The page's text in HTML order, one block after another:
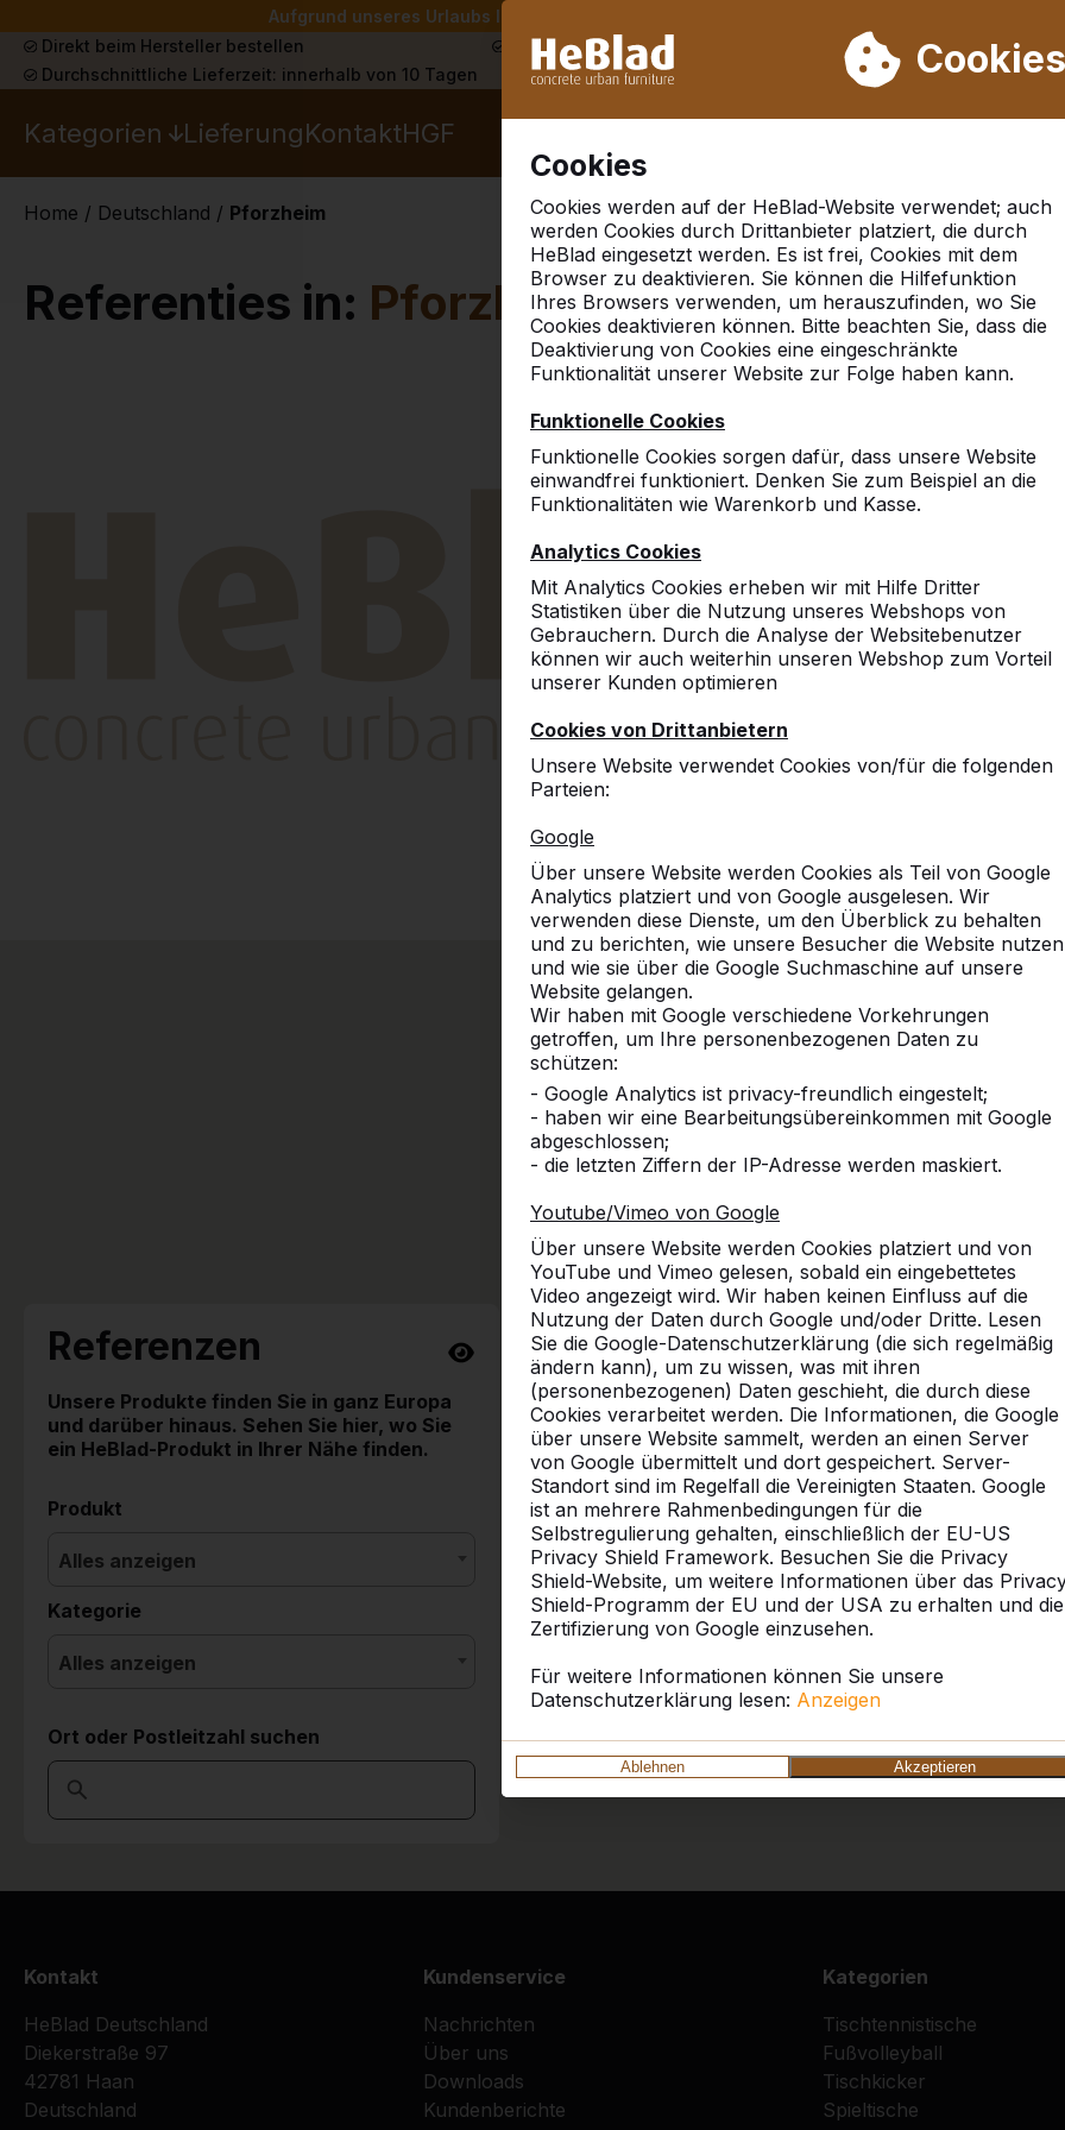
Aufgrund unseres Urlaubs liefern wir von Woche 31 bis Woche 33 nicht. Bitte
Cookies
Cookies
Cookies werden auf der HeBlad-Website verwendet; auch
werden Cookies durch Drittanbieter platziert, die durch
HeBlad eingesetzt werden. Es ist frei, Cookies mit dem
Browser zu deaktivieren. Sie können die Hilfefunktion
Ihres Browsers verwenden, um herauszufinden, wo Sie
Cookies deaktivieren können. Bitte beachten Sie, dass die
Deaktivierung von Cookies eine eingeschränkte
Funktionalität unserer Website zur Folge haben kann.
Funktionelle Cookies
Funktionelle Cookies sorgen dafür, dass unsere Website
einwandfrei funktioniert. Denken Sie zum Beispiel an die
Funktionalitäten wie Warenkorb und Kasse.
Analytics Cookies
Mit Analytics Cookies erheben wir mit Hilfe Dritter
Statistiken über die Nutzung unseres Webshops von
Gebrauchern. Durch die Analyse der Websitebenutzer
können wir auch weiterhin unseren Webshop zum Vorteil
unserer Kunden optimieren
Cookies von Drittanbietern
Unsere Website verwendet Cookies von/für die folgenden
Parteien:
Google
Über unsere Website werden Cookies als Teil von Google
Analytics platziert und von Google ausgelesen. Wir
verwenden diese Dienste, um den Überblick zu behalten
und zu berichten, wie unsere Besucher die Website nutzen
und wie sie über die Google Suchmaschine auf unsere
Website gelangen.
Wir haben mit Google verschiedene Vorkehrungen
getroffen, um Ihre personenbezogenen Daten zu
schützen:
- Google Analytics ist privacy-freundlich eingestelt;
- haben wir eine Bearbeitungsübereinkommen mit Google
abgeschlossen;
- die letzten Ziffern der IP-Adresse werden maskiert.
Youtube/Vimeo von Google
Über unsere Website werden Cookies platziert und von
YouTube und Vimeo gelesen, sobald ein eingebettetes
Video angezeigt wird. Wir haben keinen Einfluss auf die
Nutzung der Daten durch Google und/oder Dritte. Lesen
Sie die Google-Datenschutzerklärung (die sich regelmäßig
ändern kann), um zu wissen, was mit ihren
(personenbezogenen) Daten geschieht, die durch diese
Cookies verarbeitet werden. Die Informationen, die Google
über unsere Website sammelt, werden an einen Server
von Google übermittelt und dort gespeichert. Server-
Standort sind im Regelfall die Vereinigten Staaten. Google
ist an mehrere Rahmenbedingungen für die
Selbstregulierung gehalten, einschließlich der EU-US
Privacy Shield Framework. Besuchen Sie die Privacy
Shield-Website, um weitere Informationen über das
Shield-Programm der EU und der USA zu erhalten und die
Zertifizierung von Google einzusehen.
Für weitere Informationen können Sie unsere
Datenschutzerklärung lesen: Anzeigen
Ablehnen Akzeptieren
Direkt beim Hersteller bestellen
Schon mehr als 30.000 Produkten verkauft
Durchschnittliche Lieferzeit: innerhalb von 10 Tagen
Kategorien LieferungKontaktHGF
Home / Deutschland / Pforzheim
Referenties in: Pforzheim
Firma He Blad.
Petra Leber vom
Pestalozzischule e. V.
Referenzen
Unsere Produkte finden Sie in ganz Europa
und darüber hinaus. Sehen Sie hier, wo Sie
ein HeBlad-Produkt in Ihrer Nähe finden.
Produkt
Alles anzeigen
Kategorie
Alles anzeigen
Ort oder Postleitzahl suchen
Kontakt
HeBlad Deutschland
Diekerstraße 97
42781 Haan
Deutschland
Kundenservice
Nachrichten
Über uns
Downloads
Kundenberichte
Kategorien
Tischtennistische
Fußvolleyball
Tischkicker
Spieltische